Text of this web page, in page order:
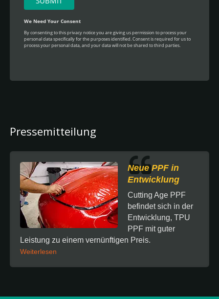
Pressemitteilung
Neue PPF in
Entwicklung
Cutting Age PPF
befindet sich in der
Entwicklung, TPU
PPF mit guter
Leistung zu einem vernünftigen Preis.
Weiterlesen